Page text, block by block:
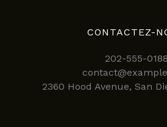
CONTACTEZ-
202-555-0188
2360 Hood Avenue, San